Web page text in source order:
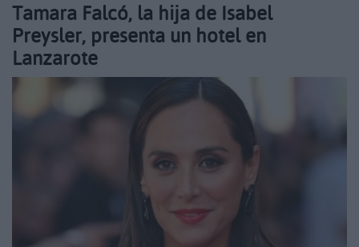
Tamara Falcó, la hija de Isabel
Preysler, presenta un hotel en
Lanzarote